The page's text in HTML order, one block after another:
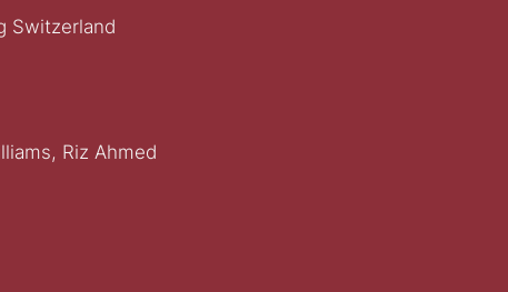
Switzerland
Riz Ahmed